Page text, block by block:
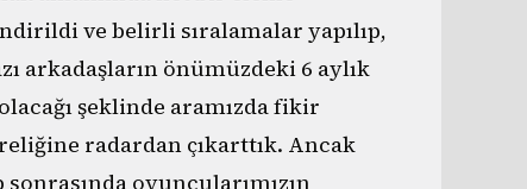
ve belirli sıralamalar yapılıp,
arkadaşların önümüzdeki 6 aylık
şeklinde aramızda fikir
radardan çıkarttık. Ancak
oyuncularımızın